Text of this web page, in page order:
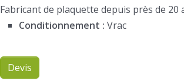
Fabricant de plaquette depuis près de 20
Conditionnement : Vrac
Devis